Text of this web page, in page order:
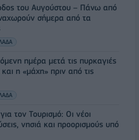
του Αυγούστου – Πάνω από
σήμερα από τα
ημέρα μετά τις πυρκαγιές
η «μάχη» πριν από τις
τον Τουρισμό: Οι νέοι
νησιά και προορισμούς υπό